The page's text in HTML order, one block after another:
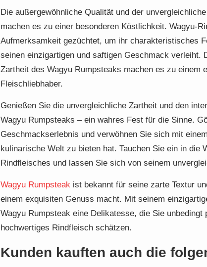
Die außergewöhnliche Qualität und der
machen es zu einer besonderen Köstlichkeit. Wagyu-
Aufmerksamkeit gezüchtet, um ihr charakteristisches
seinen einzigartigen und saftigen Geschmack verleiht.
Zartheit des Wagyu Rumpsteaks machen es zu einem
Fleischliebhaber.
Genießen Sie die unvergleichliche Zartheit und den
Wagyu Rumpsteaks – ein wahres Fest für die Sinne.
Geschmackserlebnis und verwöhnen Sie sich mit
kulinarische Welt zu bieten hat. Tauchen Sie ein in die
Rindfleisches und lassen Sie sich von seinem
Wagyu Rumpsteak ist bekannt für seine zarte Textur
einem exquisiten Genuss macht. Mit seinem
Wagyu Rumpsteak eine Delikatesse, die Sie unbedingt
hochwertiges Rindfleisch schätzen.
Kunden kauften auch die